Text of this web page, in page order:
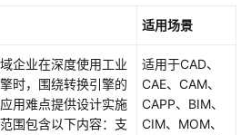
适用场景
企业在深度使用工业
时，围绕转换引擎的
用难点提供设计实施
围包含以下内容：支
适用于CAD、
CAE、CAM、
CAPP、BIM、
CIM、MOM、